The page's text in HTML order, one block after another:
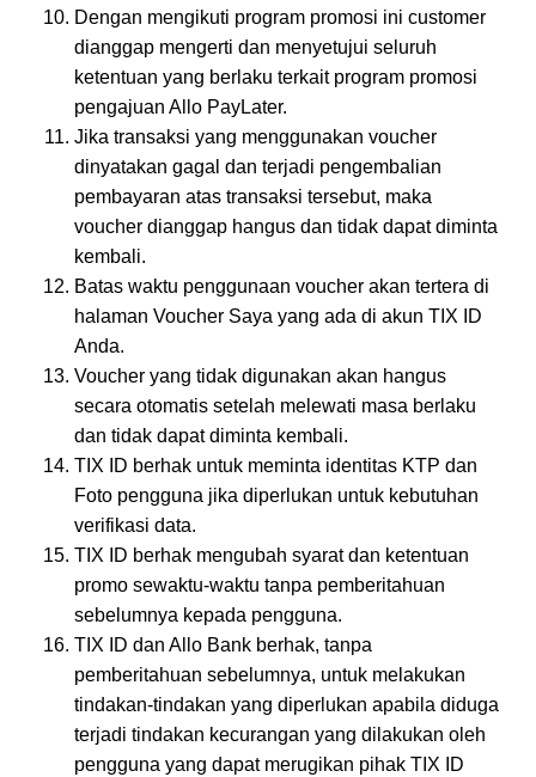
Dengan mengikuti program promosi ini customer
dianggap mengerti dan menyetujui seluruh
ketentuan yang berlaku terkait program promosi
pengajuan Allo PayLater.
Jika transaksi yang menggunakan voucher
dinyatakan gagal dan terjadi pengembalian
pembayaran atas transaksi tersebut, maka
voucher dianggap hangus dan tidak dapat diminta
kembali.
Batas waktu penggunaan voucher akan tertera di
halaman Voucher Saya yang ada di akun TIX ID
Anda.
Voucher yang tidak digunakan akan hangus
secara otomatis setelah melewati masa berlaku
dan tidak dapat diminta kembali.
TIX ID berhak untuk meminta identitas KTP dan
Foto pengguna jika diperlukan untuk kebutuhan
verifikasi data.
TIX ID berhak mengubah syarat dan ketentuan
promo sewaktu-waktu tanpa pemberitahuan
sebelumnya kepada pengguna.
TIX ID dan Allo Bank berhak, tanpa
pemberitahuan sebelumnya, untuk melakukan
tindakan-tindakan yang diperlukan apabila diduga
terjadi tindakan kecurangan yang dilakukan oleh
pengguna yang dapat merugikan pihak TIX ID